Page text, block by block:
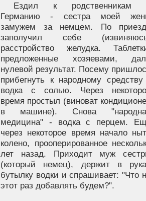
Ездил к родственникам
Германию - сестра моей
замужем за немцем. По
заполучил себе
расстройство желудка.
предложенные хозяевами,
нулевой результат. Посему
прибегнуть к народному
водка с солью. Через
время простыл (виноват
в машине). Снова
медицина" - водка с перцем.
через некоторое время начало
колено, прооперированное
лет назад. Приходит муж
(который немец), держит в
бутылку водки и спрашивает: "Что
этот раз добавлять будем?".